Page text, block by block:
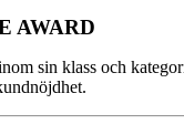
AWARD
sin klass och